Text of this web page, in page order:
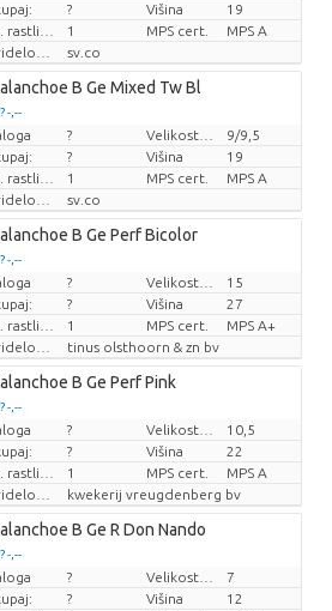
-,--
za kos
-,--
za kos
-,--
za kos
-,--
za kos
? Višina
19
1 MPS cert.
MPS A
sv.co
B Ge Mixed Tw Bl
-,--
za kos ?
9/9,5
? Višina
19
1 MPS cert.
MPS A
sv.co
B Ge Perf Bicolor
-,--
za kos ?
15
? Višina
27
1 MPS cert.
MPS A+
tinus olsthoorn & zn bv
B Ge Perf Pink
-,--
za kos ?
10,5
? Višina
22
1 MPS cert.
MPS A
kwekerij vreugdenberg bv
B Ge R Don Nando
-,--
za kos ?
7
? Višina
12